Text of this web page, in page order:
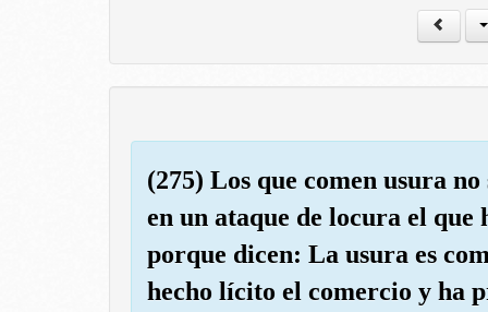
(275) Los que comen usura
en un ataque de locura el que
porque dicen: La usura es
hecho lícito el comercio y ha